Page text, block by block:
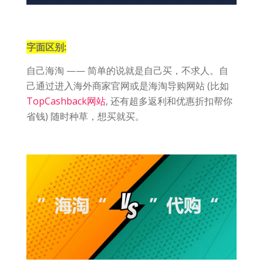
字面区别:
自己海淘 —— 简单的说就是自己买，不求人。自
己通过进入海外商家官网或是海淘导购网站 (比如
TopCashback网站, 还有超多返利和优惠折扣帮你
省钱) 随时种草，想买就买。